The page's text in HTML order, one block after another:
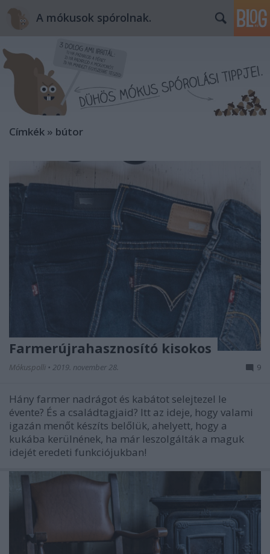
A mókusok spórolnak.
Címkék » bútor
Farmerújrahasznosító kisokos
Mókuspolli • 2019. november 28. 9
Hány farmer nadrágot és kabátot selejtezel le
évente? És a családtagjaid? Itt az ideje, hogy valami
igazán menőt készíts belőlük, ahelyett, hogy a
kukába kerülnének, ha már leszolgálták a maguk
idejét eredeti funkciójukban!